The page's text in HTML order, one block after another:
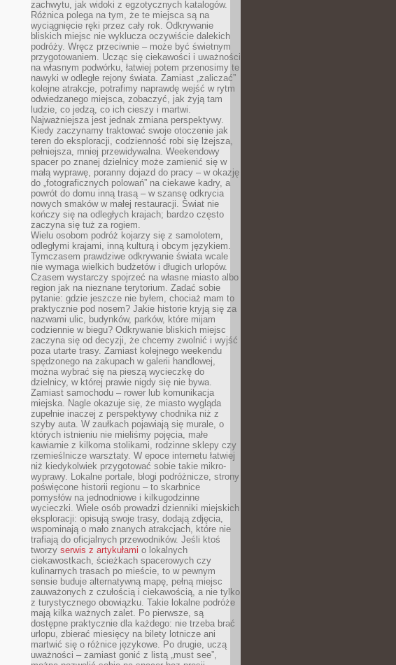
zachwytu, jak widoki z egzotycznych katalogów.
Różnica polega na tym, że te miejsca są na
wyciągnięcie ręki przez cały rok. Odkrywanie
bliskich miejsc nie wyklucza oczywiście dalekich
podróży. Wręcz przeciwnie – może być świetnym
przygotowaniem. Ucząc się ciekawości i uważności
na własnym podwórku, łatwiej potem przenosimy te
nawyki w odległe rejony świata. Zamiast „zaliczać”
kolejne atrakcje, potrafimy naprawdę wejść w rytm
odwiedzanego miejsca, zobaczyć, jak żyją tam
ludzie, co jedzą, co ich cieszy i martwi.
Najważniejsza jest jednak zmiana perspektywy.
Kiedy zaczynamy traktować swoje otoczenie jak
teren do eksploracji, codzienność robi się lżejsza,
pełniejsza, mniej przewidywalna. Weekendowy
spacer po znanej dzielnicy może zamienić się w
małą wyprawę, poranny dojazd do pracy – w okazję
do „fotograficznych polowań” na ciekawe kadry, a
powrót do domu inną trasą – w szansę odkrycia
nowych smaków w małej restauracji. Świat nie
kończy się na odległych krajach; bardzo często
zaczyna się tuż za rogiem.
Wielu osobom podróż kojarzy się z samolotem,
odległymi krajami, inną kulturą i obcym językiem.
Tymczasem prawdziwe odkrywanie świata wcale
nie wymaga wielkich budżetów i długich urlopów.
Czasem wystarczy spojrzeć na własne miasto albo
region jak na nieznane terytorium. Zadać sobie
pytanie: gdzie jeszcze nie byłem, chociaż mam to
praktycznie pod nosem? Jakie historie kryją się za
nazwami ulic, budynków, parków, które mijam
codziennie w biegu? Odkrywanie bliskich miejsc
zaczyna się od decyzji, że chcemy zwolnić i wyjść
poza utarte trasy. Zamiast kolejnego weekendu
spędzonego na zakupach w galerii handlowej,
można wybrać się na pieszą wycieczkę do
dzielnicy, w której prawie nigdy się nie bywa.
Zamiast samochodu – rower lub komunikacja
miejska. Nagle okazuje się, że miasto wygląda
zupełnie inaczej z perspektywy chodnika niż z
szyby auta. W zaułkach pojawiają się murale, o
których istnieniu nie mieliśmy pojęcia, małe
kawiarnie z kilkoma stolikami, rodzinne sklepy czy
rzemieślnicze warsztaty. W epoce internetu łatwiej
niż kiedykolwiek przygotować sobie takie mikro-
wyprawy. Lokalne portale, blogi podróżnicze, strony
poświęcone historii regionu – to skarbnice
pomysłów na jednodniowe i kilkugodzinne
wycieczki. Wiele osób prowadzi dzienniki miejskich
eksploracji: opisują swoje trasy, dodają zdjęcia,
wspominają o mało znanych atrakcjach, które nie
trafiają do oficjalnych przewodników. Jeśli ktoś
tworzy serwis z artykułami o lokalnych
ciekawostkach, ścieżkach spacerowych czy
kulinarnych trasach po mieście, to w pewnym
sensie buduje alternatywną mapę, pełną miejsc
zauważonych z czułością i ciekawością, a nie tylko
z turystycznego obowiązku. Takie lokalne podróże
mają kilka ważnych zalet. Po pierwsze, są
dostępne praktycznie dla każdego: nie trzeba brać
urlopu, zbierać miesięcy na bilety lotnicze ani
martwić się o różnice językowe. Po drugie, uczą
uważności – zamiast gonić z listą „must see”,